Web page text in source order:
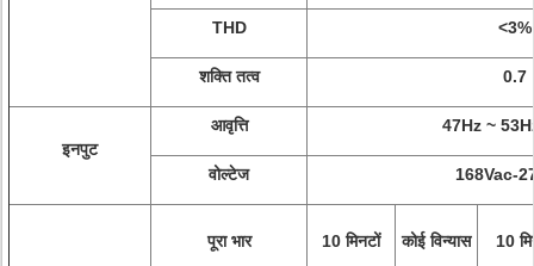
THD <3%
शक्ति तत्व 0.7
इनपुट
आवृत्ति 47Hz ~
वोल्टेज 168Vac-
पूरा भार 10 मिनटों कोई विन्यास 10